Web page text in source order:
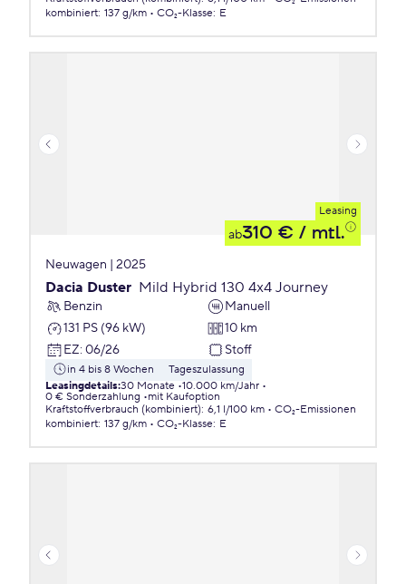
kombiniert: 137 g/km CO₂-Klasse: E
Leasing
ab310 € / mtl.
Neuwagen | 2025
Dacia Duster Mild Hybrid 130 4x4 Journey
Benzin
Manuell
131 PS (96 kW)
10 km
EZ: 06/26 Stoff
in 4 bis 8 Wochen
Tageszulassung
Leasingdetails:30 Monate 10.000 km/Jahr
0 € Sonderzahlung
mit Kaufoption
Kraftstoffverbrauch (kombiniert): 6,1 l/100 km
CO₂-Emissionen
kombiniert: 137 g/km CO₂-Klasse: E